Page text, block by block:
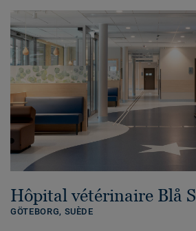
Hôpital vétérinaire Blå
GÖTEBORG, SUÈDE